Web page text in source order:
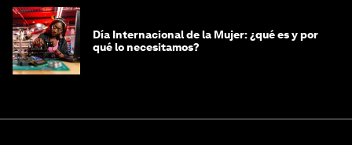
Día Internacional de la Mujer: ¿qué es y por
qué lo necesitamos?